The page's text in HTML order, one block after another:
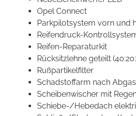
Opel Connect
Parkpilotsystem vorn und
Reifendruck-
Reifen-Reparaturkit
Rücksitzlehne geteilt
Rußpartikelfilter
Schadstoffarm nach
Scheibenwischer mit
Schiebe-/Hebedach